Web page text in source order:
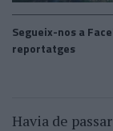
Segueix-nos a
reportatges
Havia de